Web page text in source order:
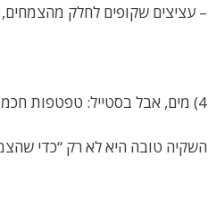
– עציצים שקופים לחלק
4) מים, אבל בסטייל: טפטפות חכמות + משחקי השקיה
השקיה טובה היא לא רק “כדי